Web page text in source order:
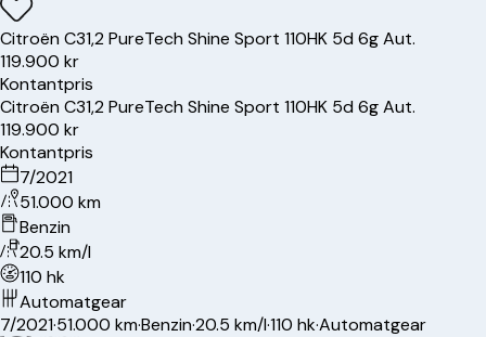
CitroënC31,2 PureTech Shine Sport 110HK 5d 6g Aut.
119.900 kr
Kontantpris
CitroënC31,2 PureTech Shine Sport 110HK 5d 6g Aut.
119.900 kr
Kontantpris
7/2021
51.000 km
Benzin
20.5 km/l
110 hk
Automatgear
7/2021·51.000 km·Benzin·20.5 km/l·110 hk·Automatgear